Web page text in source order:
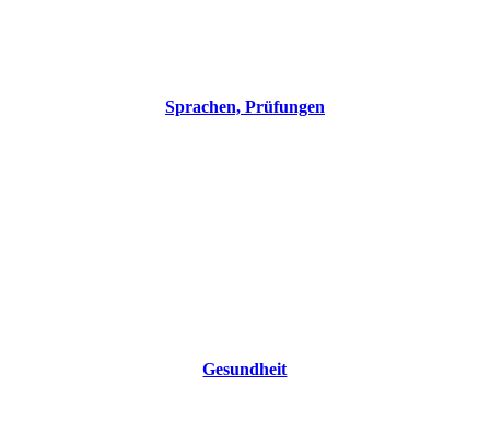
Sprachen, Prüfungen
Gesundheit